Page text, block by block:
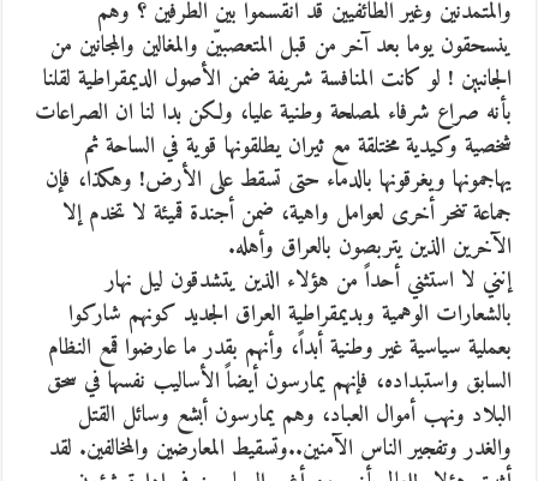
والمتمدنين وغير الطائفيين قد انقسموا بين الطرفين ؟ وهم
ينسحقون يوما بعد آخر من قبل المتعصبيّن والمغالين والمجانين من
الجانبين ! لو كانت المنافسة شريفة ضمن الأصول الديمقراطية لقلنا
بأنه صراع شرفاء لمصلحة وطنية عليا، ولكن بدا لنا ان الصراعات
شخصية وكيدية مختلقة مع ثيران يطلقونها قوية في الساحة ثم
يهاجمونها ويغرقونها بالدماء حتى تسقط على الأرض! وهكذا، فإن
جماعة تنحر أخرى لعوامل واهية، ضمن أجندة قميئة لا تخدم إلا
الآخرين الذين يتربصون بالعراق وأهله.
إنني لا استثني أحداً من هؤلاء الذين يتشدقون ليل نهار
بالشعارات الوهمية وبديمقراطية العراق الجديد كونهم شاركوا
بعملية سياسية غير وطنية أبداً، وأنهم بقدر ما عارضوا قمع النظام
السابق واستبداده، فإنهم يمارسون أيضاً الأساليب نفسها في سحق
البلاد ونهب أموال العباد، وهم يمارسون أبشع وسائل القتل
والغدر وتفجير الناس الآمنين..وتسقيط المعارضين والمخالفين. لقد